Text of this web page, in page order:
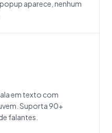
aparece, nenhum
em texto com
Suporta 90+
falantes.